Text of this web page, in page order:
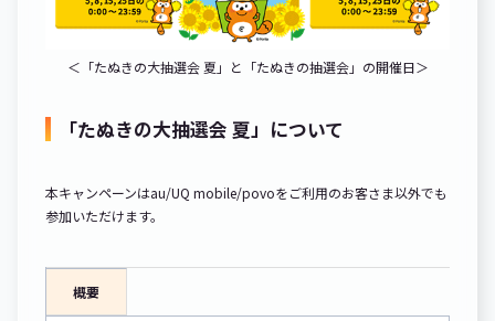
＜「たぬきの大抽選会 夏」と「たぬきの抽選会」の開催日＞
「たぬきの大抽選会 夏」について
本キャンペーンはau/UQ mobile/povoをご利用のお客さま以外でも
参加いただけます。
概要